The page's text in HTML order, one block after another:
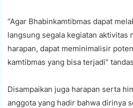
“Agar Bhabinkamtibmas dapat
langsung segala kegiatan aktivitas
harapan, dapat meminimalisir
kamtibmas yang bisa terjadi”
Disampaikan juga harapan serta
anggota yang hadir bahwa dirinya